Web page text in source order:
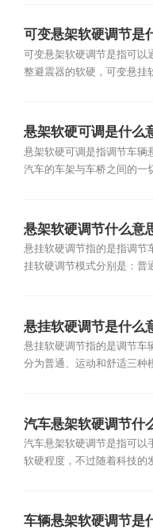
可变悬架软硬调节是
可变悬架软硬调节是指可以
整避震器的软硬，可变悬挂
悬架软硬可调是什么
悬架软硬可调是指调节车辆
汽车的车架与车桥之间的一
悬架软硬调节什么意
悬挂软硬调节指的是指调节
挂软硬调节模式分别是：普
悬挂软硬调节是什么
悬挂软硬调节指的是调节车
分为普通、运动和舒适三种
汽车悬架软硬调节什
汽车悬架软硬调节是指可以
软硬程度，不过随着科技的
车辆悬架软硬调节是